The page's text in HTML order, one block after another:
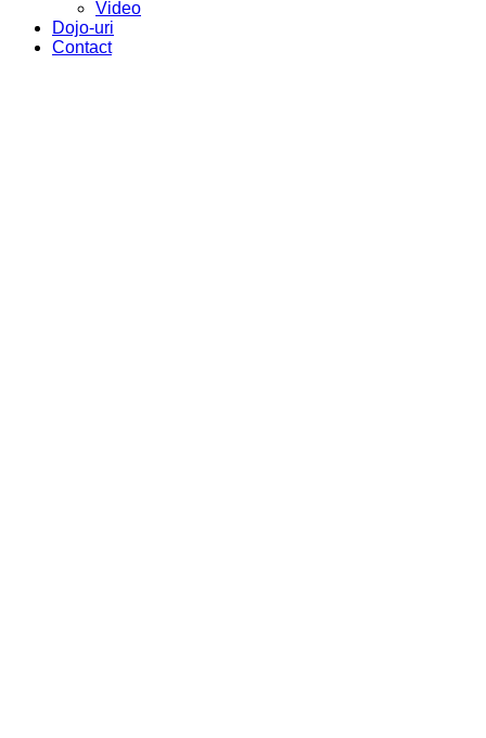
Video
Dojo-uri
Contact